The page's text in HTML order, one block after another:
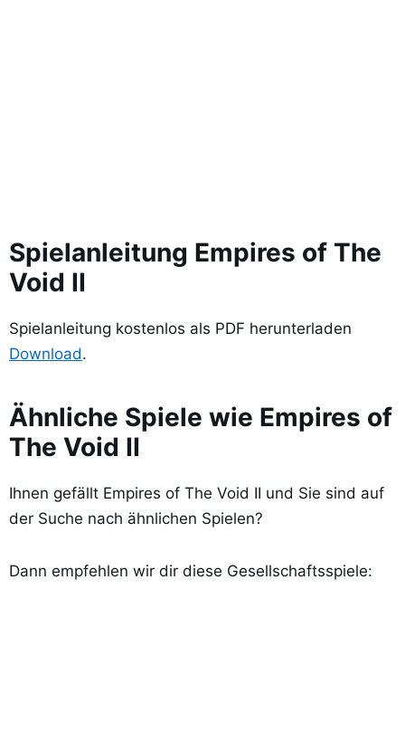
Spielanleitung Empires of The
Void II
Spielanleitung kostenlos als PDF herunterladen
Download.
Ähnliche Spiele wie Empires of
The Void II
Ihnen gefällt Empires of The Void II und Sie sind auf
der Suche nach ähnlichen Spielen?
Dann empfehlen wir dir diese Gesellschaftsspiele: